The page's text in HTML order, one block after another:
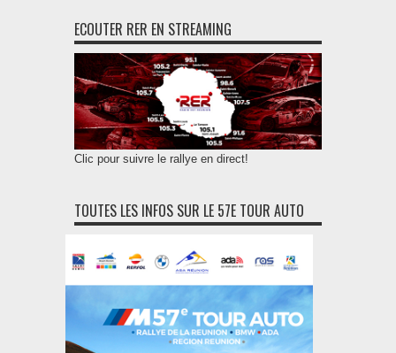
ECOUTER RER EN STREAMING
Clic pour suivre le rallye en direct!
TOUTES LES INFOS SUR LE 57E TOUR AUTO